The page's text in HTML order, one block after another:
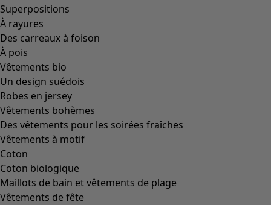
Superpositions
À rayures
Des carreaux à foison
À pois
Vêtements bio
Un design suédois
Robes en jersey
Vêtements bohèmes
Des vêtements pour les soirées fraîches
Vêtements à motif
Coton
Coton biologique
Maillots de bain et vêtements de plage
Vêtements de fête